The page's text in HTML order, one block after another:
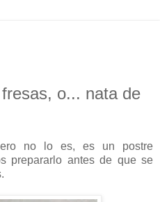
o... nata de
no lo es, es un postre
prepararlo antes de que se